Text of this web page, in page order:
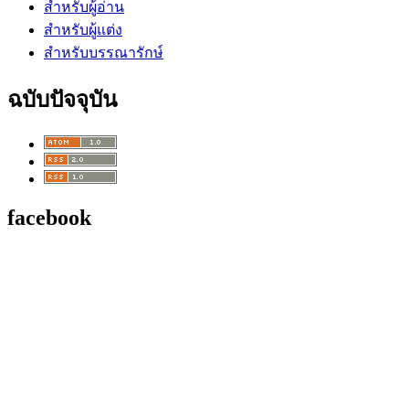
สำหรับผู้อ่าน
สำหรับผู้แต่ง
สำหรับบรรณารักษ์
ฉบับปัจจุบัน
facebook